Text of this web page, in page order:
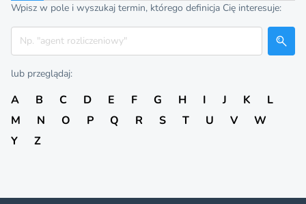
Wpisz w pole i wyszukaj termin, którego definicja Cię interesuje:
Szukaj
lub przeglądaj:
A B C D E F G H I J K
L
M
N O P Q R S T U V
W
Y
Z